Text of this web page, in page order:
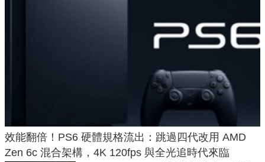
效能翻倍！PS6 硬體規格流出：跳過四代改用 AMD
Zen 6c 混合架構，4K 120fps 與全光追時代來臨